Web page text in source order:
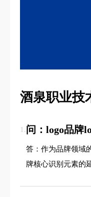
酒泉职业技
1.问：logo品牌
答：作为品牌领域
牌核心识别元素的